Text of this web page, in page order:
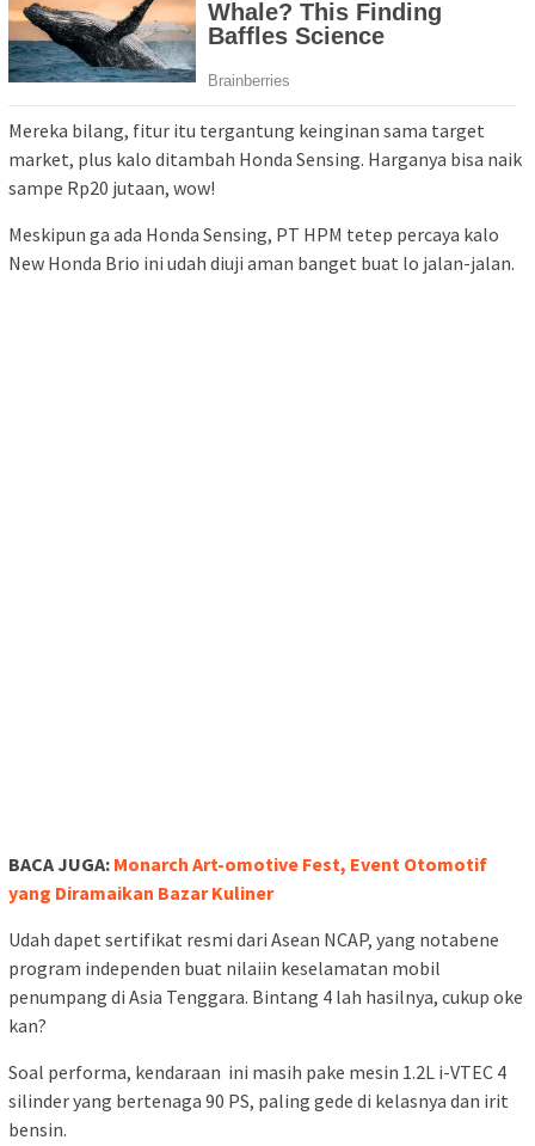
Mereka bilang, fitur itu tergantung keinginan sama target
market, plus kalo ditambah Honda Sensing. Harganya bisa naik
sampe Rp20 jutaan, wow!
Meskipun ga ada Honda Sensing, PT HPM tetep percaya kalo
New Honda Brio ini udah diuji aman banget buat lo jalan-jalan.
BACA JUGA: Monarch Art-omotive Fest, Event Otomotif
yang Diramaikan Bazar Kuliner
Udah dapet sertifikat resmi dari Asean NCAP, yang notabene
program independen buat nilaiin keselamatan mobil
penumpang di Asia Tenggara. Bintang 4 lah hasilnya, cukup oke
kan?
Soal performa, kendaraan ini masih pake mesin 1.2L i-VTEC 4
silinder yang bertenaga 90 PS, paling gede di kelasnya dan irit
bensin.